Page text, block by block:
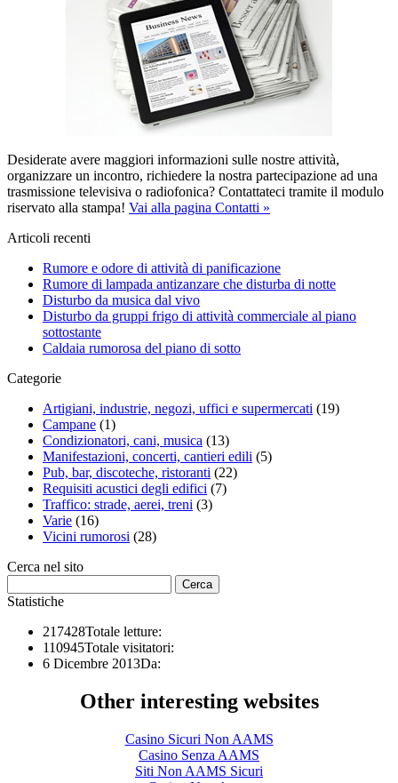
Desiderate avere maggiori informazioni sulle nostre attività,
organizzare un incontro, richiedere la nostra partecipazione ad una
trasmissione televisiva o radiofonica? Contattateci tramite il modulo
riservato alla stampa! Vai alla pagina Contatti »
Articoli recenti
Rumore e odore di attività di panificazione
Rumore di lampada antizanzare che disturba di notte
Disturbo da musica dal vivo
Disturbo da gruppi frigo di attività commerciale al piano
sottostante
Caldaia rumorosa del piano di sotto
Categorie
Artigiani, industrie, negozi, uffici e supermercati (19)
Campane (1)
Condizionatori, cani, musica (13)
Manifestazioni, concerti, cantieri edili (5)
Pub, bar, discoteche, ristoranti (22)
Requisiti acustici degli edifici (7)
Traffico: strade, aerei, treni (3)
Varie (16)
Vicini rumorosi (28)
Cerca nel sito
Statistiche
217428Totale letture:
110945Totale visitatori:
6 Dicembre 2013Da:
Other interesting websites
Casino Sicuri Non AAMS
Casino Senza AAMS
Siti Non AAMS Sicuri